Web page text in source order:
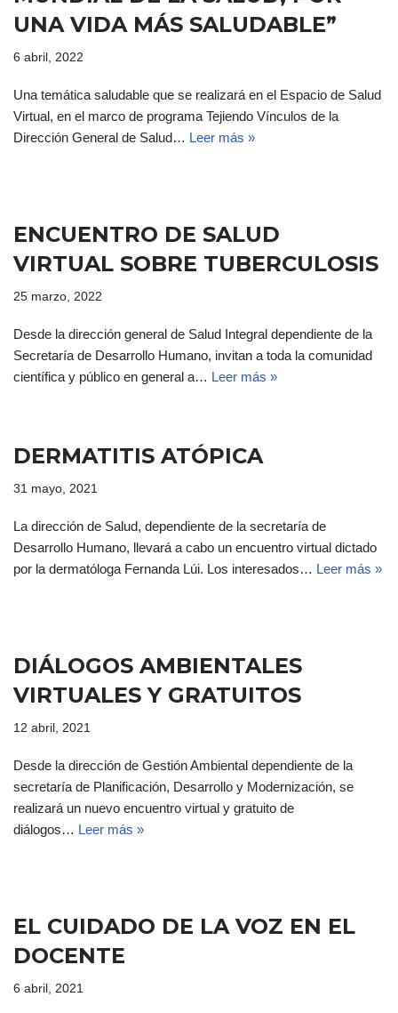
UNA VIDA MÁS SALUDABLE”
6 abril, 2022
Una temática saludable que se realizará en el Espacio de Salud
Virtual, en el marco de programa Tejiendo Vínculos de la
Dirección General de Salud… Leer más »
ENCUENTRO DE SALUD
VIRTUAL SOBRE TUBERCULOSIS
25 marzo, 2022
Desde la dirección general de Salud Integral dependiente de la
Secretaría de Desarrollo Humano, invitan a toda la comunidad
científica y público en general a… Leer más »
DERMATITIS ATÓPICA
31 mayo, 2021
La dirección de Salud, dependiente de la secretaría de
Desarrollo Humano, llevará a cabo un encuentro virtual dictado
por la dermatóloga Fernanda Lúi. Los interesados… Leer más »
DIÁLOGOS AMBIENTALES
VIRTUALES Y GRATUITOS
12 abril, 2021
Desde la dirección de Gestión Ambiental dependiente de la
secretaría de Planificación, Desarrollo y Modernización, se
realizará un nuevo encuentro virtual y gratuito de
diálogos… Leer más »
EL CUIDADO DE LA VOZ EN EL
DOCENTE
6 abril, 2021